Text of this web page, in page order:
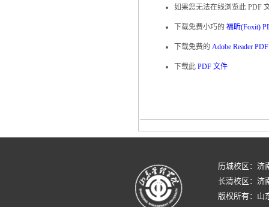
如果您无法在线浏览此 PDF
下载免费小巧的 福昕(Foxit)
下载免费的 Adobe Reader
下载此 PDF 文件
历城校区：
长清校区：
版权所有：山